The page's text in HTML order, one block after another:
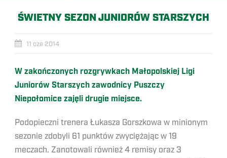
ŚWIETNY SEZON JUNIORÓW STARSZYCH
11 cze 2014
W zakończonych rozgrywkach Małopolskiej Ligi
Juniorów Starszych zawodnicy Puszczy
Niepołomice zajęli drugie miejsce.
Podopieczni trenera Łukasza Gorszkowa w minionym
sezonie zdobyli 61 punktów zwyciężając w 19
meczach. Zanotowali również 4 remisy oraz 3